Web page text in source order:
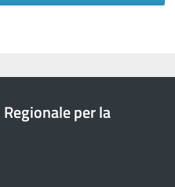
per la